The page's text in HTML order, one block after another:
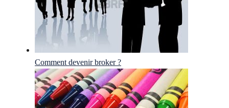
Comment devenir broker ?